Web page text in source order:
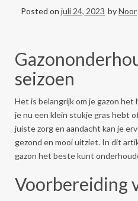
Posted on juli 24, 2023 byNoor
seizoen
Het is belangrijk om je gazon
je nu een klein stukje gras hebt
juiste zorg en aandacht kan je
gezond en mooi uitziet. In dit
gazon het beste kunt
Voorbereiding